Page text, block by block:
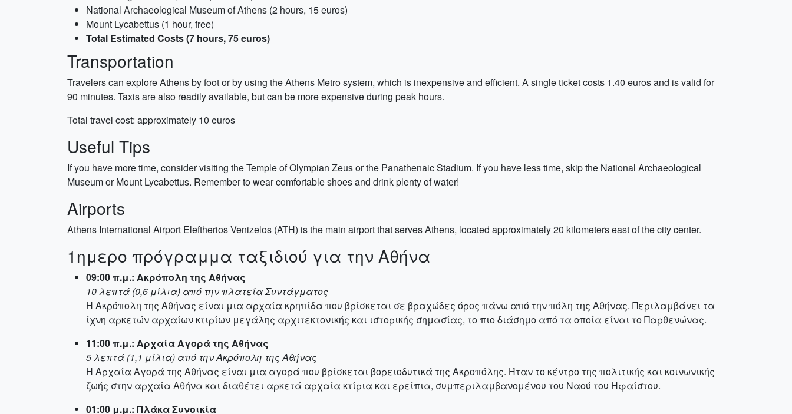
National Archaeological Museum of Athens (2 hours, 15 euros)
Mount Lycabettus (1 hour, free)
Total Estimated Costs (7 hours, 75 euros)
Transportation
Travelers can explore Athens by foot or by using the Athens Metro system, which is inexpensive and efficient. A single ticket costs 1.40 euros and is valid for
90 minutes. Taxis are also readily available, but can be more expensive during peak hours.
Total travel cost: approximately 10 euros
Useful Tips
If you have more time, consider visiting the Temple of Olympian Zeus or the Panathenaic Stadium. If you have less time, skip the National Archaeological
Museum or Mount Lycabettus. Remember to wear comfortable shoes and drink plenty of water!
Airports
Athens International Airport Eleftherios Venizelos (ATH) is the main airport that serves Athens, located approximately 20 kilometers east of the city center.
1ημερο πρόγραμμα ταξιδιού για την Αθήνα
09:00 π.μ.: Ακρόπολη της Αθήνας
10 λεπτά (0,6 μίλια) από την πλατεία Συντάγματος
Η Ακρόπολη της Αθήνας είναι μια αρχαία κρηπίδα που βρίσκεται σε βραχώδες όρος πάνω από την πόλη της Αθήνας. Περιλαμβάνει τα
ίχνη αρκετών αρχαίων κτιρίων μεγάλης αρχιτεκτονικής και ιστορικής σημασίας, το πιο διάσημο από τα οποία είναι το Παρθενώνας.
11:00 π.μ.: Αρχαία Αγορά της Αθήνας
5 λεπτά (1,1 μίλια) από την Ακρόπολη της Αθήνας
Η Αρχαία Αγορά της Αθήνας είναι μια αγορά που βρίσκεται βορειοδυτικά της Ακροπόλης. Ήταν το κέντρο της πολιτικής και κοινωνικής
ζωής στην αρχαία Αθήνα και διαθέτει αρκετά αρχαία κτίρια και ερείπια, συμπεριλαμβανομένου του Ναού του Ηφαίστου.
01:00 μ.μ.: Πλάκα Συνοικία